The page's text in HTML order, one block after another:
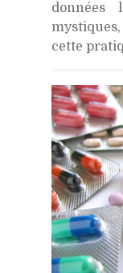
données
cette